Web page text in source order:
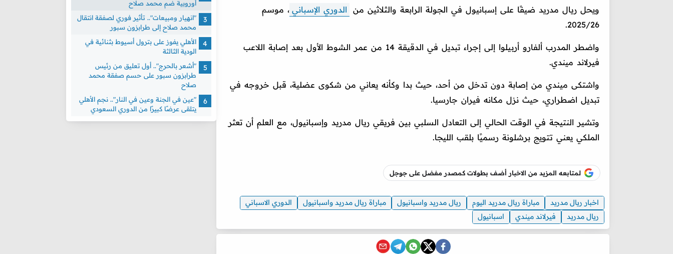
ويحل ريال مدريد ضيفًا على إسبانيول في الجولة الرابعة والثلاثين من الدوري الإسباني ، موسم
2025/26.
واضطر المدرب ألفارو أربيلوا إلى إجراء تبديل في الدقيقة 14 من عمر الشوط الأول بعد إصابة اللاعب
فيرلاند ميندي.
واشتكى ميندي من إصابة دون تدخل من أحد، حيث بدا وكأنه يعاني من شكوى عضلية، قبل خروجه في
تبديل اضطراري، حيث نزل مكانه فيران جارسيا.
وتشير النتيجة في الوقت الحالي إلى التعادل السلبي بين فريقي ريال مدريد وإسبانيول، مع العلم أن تعثر
الملكي يعني تتويج برشلونة رسميًا بلقب الليجا.
لمتابعه المزيد من الاخبار أضف بطولات كمصدر مفضل على جوجل
اخبار ريال مدريد مباراة ريال مدريد اليوم ريال مدريد واسبانيول مباراة ريال مدريد واسبانيول
الدوري الاسباني
ريال مدريد
فيرلاند ميندي اسبانيول
أوروبية ضم محمد صلاح
"انهيار ومبيعات".. تأثير فوري لصفقة انتقال
محمد صلاح إلى طرابزون سبور
الأهلي يفوز على بترول أسيوط بثنائية في
الودية الثالثة
"أشعر بالحرج".. أول تعليق من رئيس
طرابزون سبور على حسم صفقة محمد
صلاح
"عين في الجنة وعين في النار".. نجم الأهلي
يتلقى عرضًا كبيرًا من الدوري السعودي